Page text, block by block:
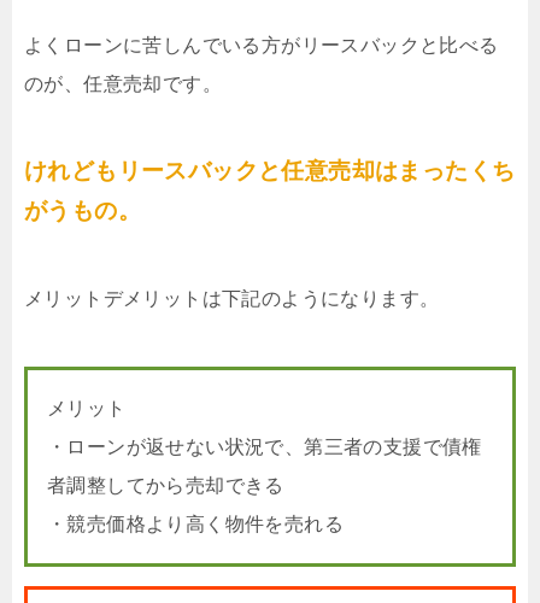
よくローンに苦しんでいる方がリースバックと比べる
のが、任意売却です。
けれどもリースバックと任意売却はまったくち
がうもの。
メリットデメリットは下記のようになります。
メリット
・ローンが返せない状況で、第三者の支援で債権
者調整してから売却できる
・競売価格より高く物件を売れる